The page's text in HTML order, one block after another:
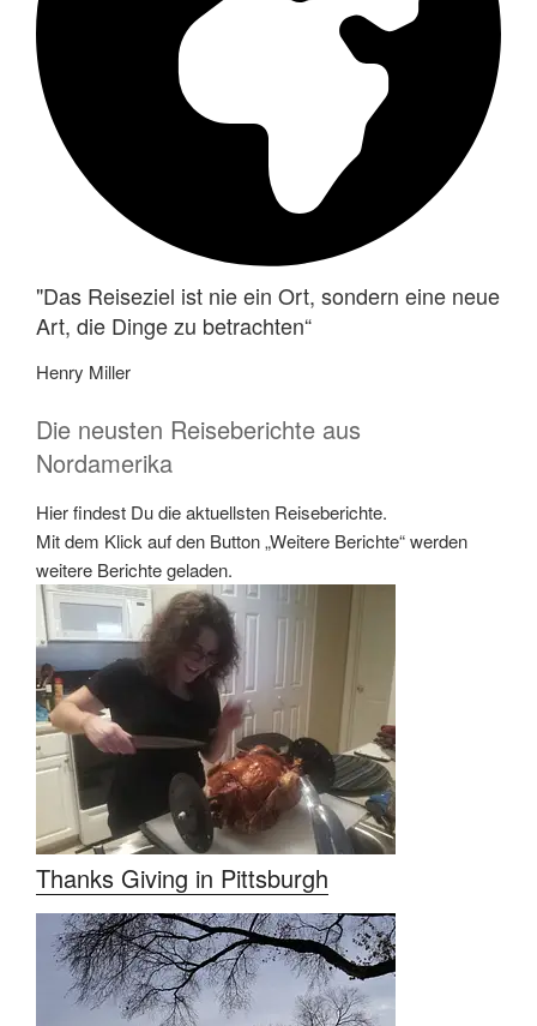
"Das Reiseziel ist nie ein Ort, sondern eine neue
Art, die Dinge zu betrachten“
Henry Miller
Die neusten Reiseberichte aus
Nordamerika
Hier findest Du die aktuellsten Reiseberichte.
Mit dem Klick auf den Button „Weitere Berichte“ werden
weitere Berichte geladen.
Thanks Giving in Pittsburgh